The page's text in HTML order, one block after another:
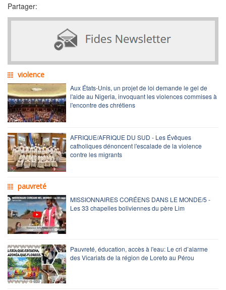
Partager:
violence
Aux États-Unis, un projet de loi demande le gel de
l'aide au Nigeria, invoquant les violences commises à
l'encontre des chrétiens
AFRIQUE/AFRIQUE DU SUD - Les Évêques
catholiques dénoncent l'escalade de la violence
contre les migrants
pauvreté
MISSIONNAIRES CORÉENS DANS LE MONDE/5 -
Les 33 chapelles boliviennes du père Lim
Pauvreté, éducation, accès à l'eau: Le cri d’alarme
des Vicariats de la région de Loreto au Pérou